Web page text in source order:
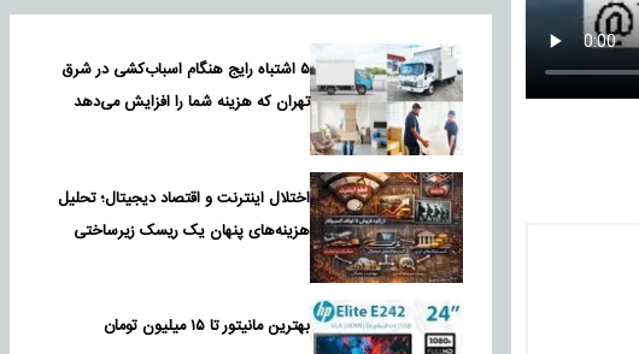
۵ اشتباه رایج هنگام اسباب‌کشی در شرق
تهران که هزینه شما را افزایش می‌دهد
اختلال اینترنت و اقتصاد دیجیتال؛ تحلیل
هزینه‌های پنهان یک ریسک زیرساختی
بهترین مانیتور تا ۱۵ میلیون تومان